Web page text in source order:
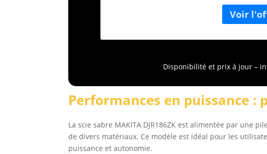
d'autres
Makita –
Disponibilité et prix à jour –
Performances en puissance :
La scie sabre MAKITA DJR186ZK est alimentée par une
de divers matériaux. Ce modèle est idéal pour les
puissance et autonomie.